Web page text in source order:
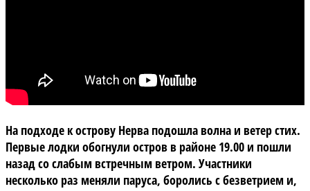
На подходе к острову Нерва подошла волна и ветер стих.
Первые лодки обогнули остров в районе 19.00 и пошли
назад со слабым встречным ветром. Участники
несколько раз меняли паруса, боролись с безветрием и,